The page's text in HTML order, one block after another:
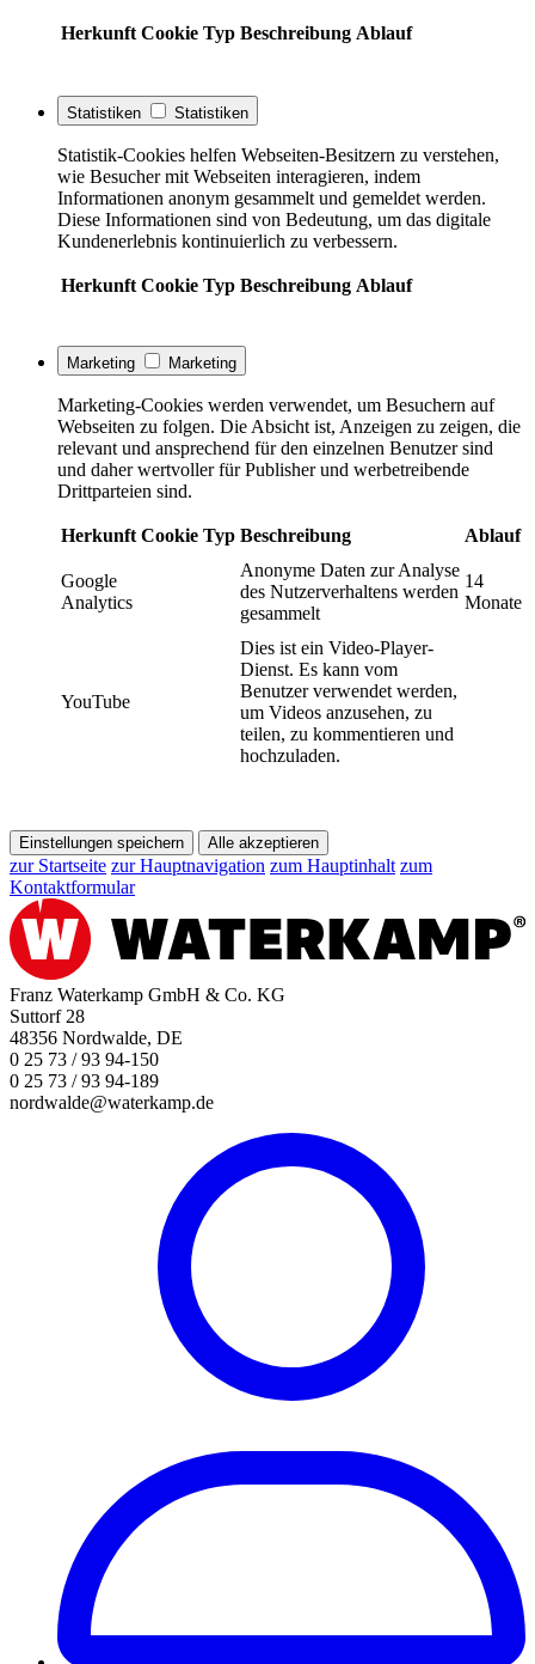
Herkunft Cookie Typ Beschreibung Ablauf
Statistiken Statistiken
Statistik-Cookies helfen Webseiten-Besitzern zu verstehen,
wie Besucher mit Webseiten interagieren, indem
Informationen anonym gesammelt und gemeldet werden.
Diese Informationen sind von Bedeutung, um das digitale
Kundenerlebnis kontinuierlich zu verbessern.
Herkunft Cookie Typ Beschreibung Ablauf
Marketing Marketing
Marketing-Cookies werden verwendet, um Besuchern auf
Webseiten zu folgen. Die Absicht ist, Anzeigen zu zeigen, die
relevant und ansprechend für den einzelnen Benutzer sind
und daher wertvoller für Publisher und werbetreibende
Drittparteien sind.
Herkunft Cookie Typ Beschreibung Ablauf
Google
Analytics
Anonyme Daten zur Analyse
des Nutzerverhaltens werden
gesammelt
14
Monate
YouTube
Dies ist ein Video-Player-
Dienst. Es kann vom
Benutzer verwendet werden,
um Videos anzusehen, zu
teilen, zu kommentieren und
hochzuladen.
Einstellungen speichern Alle akzeptieren
zur Startseite zur Hauptnavigation zum Hauptinhalt zum
Kontaktformular
Franz Waterkamp GmbH & Co. KG
Suttorf 28
48356 Nordwalde, DE
0 25 73 / 93 94-150
0 25 73 / 93 94-189
nordwalde@waterkamp.de